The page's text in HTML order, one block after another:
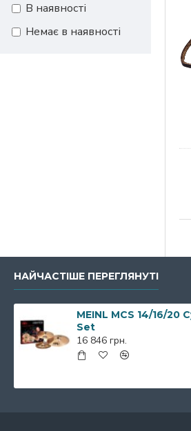
В наявності
Немає в наявності
НАЙЧАСТІШЕ ПЕРЕГЛЯНУТІ
MEINL MCS 14/16/20
Set
16 846 грн.